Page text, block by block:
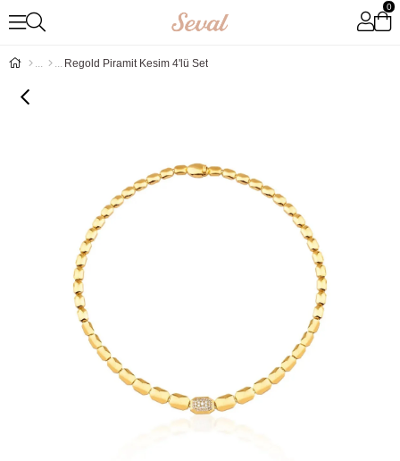
0
Regold Piramit Kesim 4'lü Set